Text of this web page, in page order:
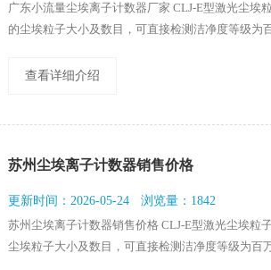
广东小流量尘埃离子计数器厂家 CLJ-E型激光尘埃
的尘埃粒子大小及数目，可直接检测洁净度等级为
示，其体积小、重量轻、检测精度高、功能操作
泛应用于电子、光学、化学、食品、化妆品、医药
查看详细介绍
苏州尘埃离子计数器销售价格
更新时间：2026-05-24
浏览量：1842
苏州尘埃离子计数器销售价格 CLJ-E型激光尘埃粒
尘埃粒子大小及数目，可直接检测洁净度等级为百